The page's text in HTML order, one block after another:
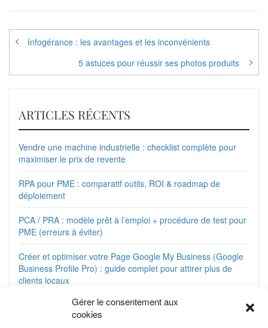
Gérer le consentement aux
cookies
Navigation
l’article
Infogérance : les avantages et les inconvénients
5 astuces pour réussir ses photos produits
ARTICLES RÉCENTS
Vendre une machine industrielle : checklist complète pour
maximiser le prix de revente
RPA pour PME : comparatif outils, ROI & roadmap de
déploiement
PCA / PRA : modèle prêt à l’emploi + procédure de test pour
PME (erreurs à éviter)
Créer et optimiser votre Page Google My Business (Google
Business Profile Pro) : guide complet pour attirer plus de
clients locaux
Collaboration vs coopération : guide pour managers
(exercices, outils et KPI)